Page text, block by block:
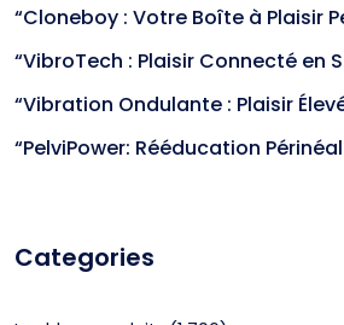
“Cloneboy : Votre Boîte à Plaisir
“VibroTech : Plaisir Connecté en
“Vibration Ondulante : Plaisir
“PelviPower: Rééducation
Categories